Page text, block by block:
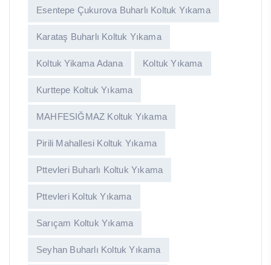
Esentepe Çukurova Buharlı Koltuk Yıkama
Karataş Buharlı Koltuk Yıkama
Koltuk Yikama Adana Koltuk Yıkama
Kurttepe Koltuk Yıkama
MAHFESIĞMAZ Koltuk Yıkama
Pirili Mahallesi Koltuk Yıkama
Pttevleri Buharlı Koltuk Yıkama
Pttevleri Koltuk Yıkama
Sarıçam Koltuk Yıkama
Seyhan Buharlı Koltuk Yıkama